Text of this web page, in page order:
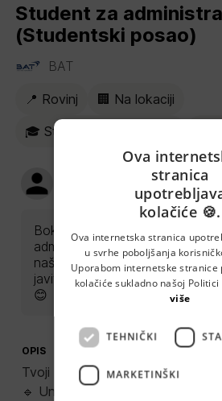
📍 Rovinj
🏢 Na lokaciji
🎓 Student job/Internship
🗂️
BAT Human Resources
Bok, hvala ti na prijavi za
administraciji, drago nam je
našeg tima! Ukoliko se
javiti ćemo ti se povratno za
😊
Student za
(Studentski posao)
BAT
OPIS
Tvoji zadaci uključuju:
🔹 Unos i ažuriranje podataka
Ova
stranica
kolačiće 🍪.
Ova internetska stranica
u svrhe poboljšanja
Uporabom internetske stranice
kolačiće sukladno našoj Politici
više
TEHNIČKI
MARKETINŠKI